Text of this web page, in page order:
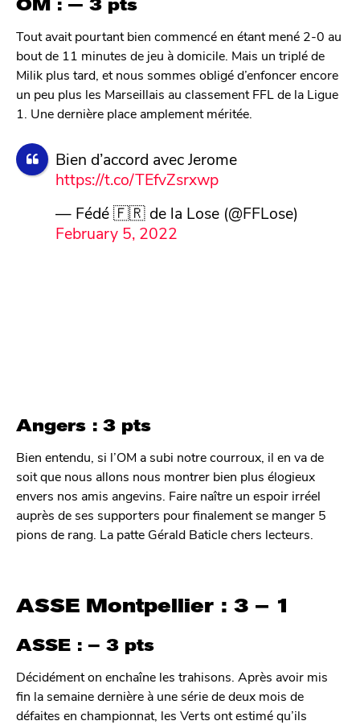
OM : — 3 pts
Tout avait pourtant bien commencé en étant mené 2-0 au
bout de 11 minutes de jeu à domicile. Mais un triplé de
Milik plus tard, et nous sommes obligé d’enfoncer encore
un peu plus les Marseillais au classement FFL de la Ligue
1. Une dernière place amplement méritée.
Bien d’accord avec Jerome
https://t.co/TEfvZsrxwp
— Fédé 🇫🇷 de la Lose (@FFLose)
February 5, 2022
Angers : 3 pts
Bien entendu, si l’OM a subi notre courroux, il en va de
soit que nous allons nous montrer bien plus élogieux
envers nos amis angevins. Faire naître un espoir irréel
auprès de ses supporters pour finalement se manger 5
pions de rang. La patte Gérald Baticle chers lecteurs.
ASSE Montpellier : 3 – 1
ASSE : – 3 pts
Décidément on enchaîne les trahisons. Après avoir mis
fin la semaine dernière à une série de deux mois de
défaites en championnat, les Verts ont estimé qu’ils